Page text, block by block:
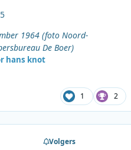
1964 (foto Noord-
De Boer)
hans knot
1 2
Volgers